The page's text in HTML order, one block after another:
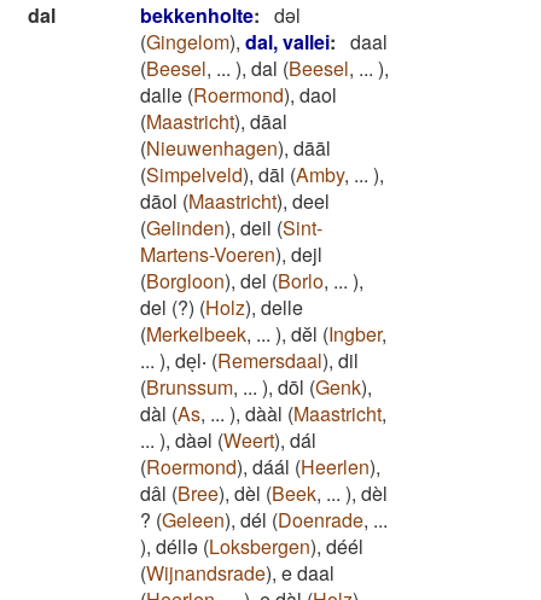
dal
bekkenholte: dəl
(Gingelom), dal, vallei: daal
(Beesel, ... ), dal (Beesel, ... ),
dalle (Roermond), daol
(Maastricht), dāal
(Nieuwenhagen), dāāl
(Simpelveld), dāl (Amby, ... ),
dāol (Maastricht), deel
(Gelinden), deil (Sint-
Martens-Voeren), dejl
(Borgloon), del (Borlo, ... ),
del (?) (Holz), delle
(Merkelbeek, ... ), dĕl (Ingber,
... ), deͅl‧ (Remersdaal), dil
(Brunssum, ... ), dōl (Genk),
dàl (As, ... ), dààl (Maastricht,
... ), dàəl (Weert), dál
(Roermond), dáál (Heerlen),
dâl (Bree), dèl (Beek, ... ), dèl
? (Geleen), dél (Doenrade, ...
), déllə (Loksbergen), déél
(Wijnandsrade), e daal